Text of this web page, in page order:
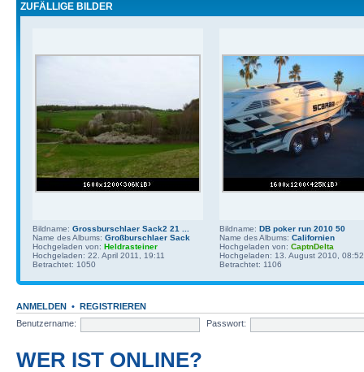
ZUFÄLLIGE BILDER
Bildname: Grossburschlaer Sack2 21 ...
Name des Albums: Großburschlaer Sack
Hochgeladen von: Heldrasteiner
Hochgeladen: 22. April 2011, 19:11
Betrachtet: 1050
Bildname: DB poker run 2010 50
Name des Albums: Californien
Hochgeladen von: CaptnDelta
Hochgeladen: 13. August 2010, 08:52
Betrachtet: 1106
ANMELDEN • REGISTRIEREN
Benutzername:
Passwort:
WER IST ONLINE?